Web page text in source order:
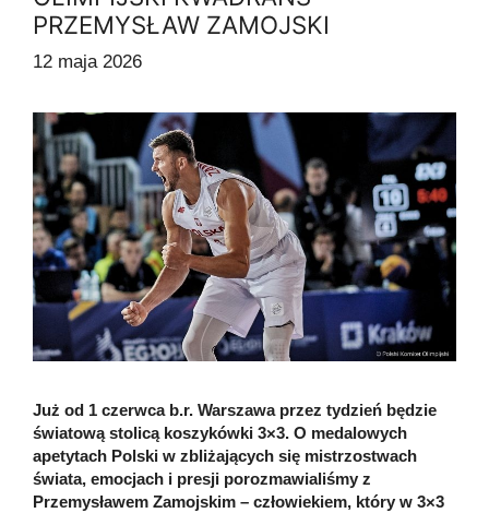
PRZEMYSŁAW ZAMOJSKI
12 maja 2026
Już od 1 czerwca b.r. Warszawa przez tydzień będzie
światową stolicą koszykówki 3×3. O medalowych
apetytach Polski w zbliżających się mistrzostwach
świata, emocjach i presji porozmawialiśmy z
Przemysławem Zamojskim – człowiekiem, który w 3×3